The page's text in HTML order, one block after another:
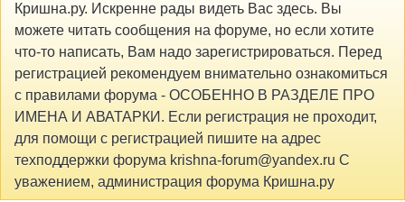
Кришна.ру. Искренне рады видеть Вас здесь. Вы
можете читать сообщения на форуме, но если хотите
что-то написать, Вам надо зарегистрироваться. Перед
регистрацией рекомендуем внимательно ознакомиться
с правилами форума - ОСОБЕННО В РАЗДЕЛЕ ПРО
ИМЕНА И АВАТАРКИ. Если регистрация не проходит,
для помощи с регистрацией пишите на адрес
техподдержки форума krishna-forum@yandex.ru С
уважением, администрация форума Кришна.ру